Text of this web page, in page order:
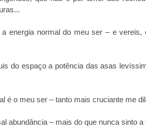
energia normal do meu ser – e
do espaço a potência das asas
é o meu ser – tanto mais cruciante me
abundância – mais do que nunca sinto a